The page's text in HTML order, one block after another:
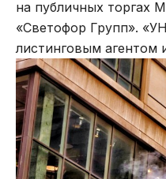
на публичных торгах
«Светофор Групп».
листинговым агентом